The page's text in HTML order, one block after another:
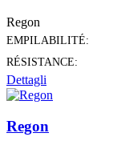
Regon
EMPILABILITÉ:
RÉSISTANCE:
Dettagli
Regon